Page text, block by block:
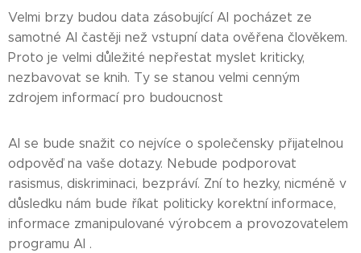
Velmi brzy budou data zásobující AI pocházet ze
samotné AI častěji než vstupní data ověřena člověkem.
Proto je velmi důležité nepřestat myslet kriticky,
nezbavovat se knih. Ty se stanou velmi cenným
zdrojem informací pro budoucnost
AI se bude snažit co nejvíce o společensky přijatelnou
odpověď na vaše dotazy. Nebude podporovat
rasismus, diskriminaci, bezpráví. Zní to hezky, nicméně v
důsledku nám bude říkat politicky korektní informace,
informace zmanipulované výrobcem a provozovatelem
programu AI .